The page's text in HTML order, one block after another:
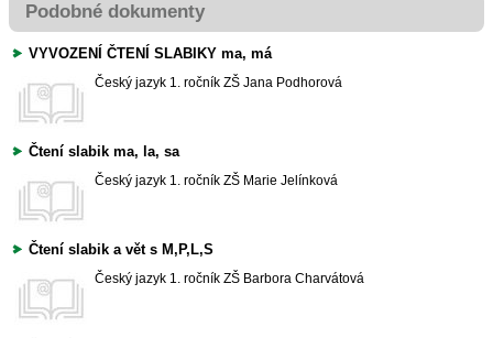
Podobné dokumenty
VYVOZENÍ ČTENÍ SLABIKY ma, má
Český jazyk 1. ročník ZŠ Jana Podhorová
Čtení slabik ma, la, sa
Český jazyk 1. ročník ZŠ Marie Jelínková
Čtení slabik a vět s M,P,L,S
Český jazyk 1. ročník ZŠ Barbora Charvátová